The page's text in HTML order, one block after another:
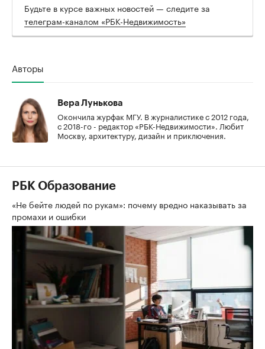
Будьте в курсе важных новостей — следите за
телеграм-каналом «РБК-Недвижимость»
Авторы
Вера Лунькова
Окончила журфак МГУ. В журналистике с 2012 года,
с 2018-го - редактор «РБК-Недвижимости». Любит
Москву, архитектуру, дизайн и приключения.
РБК Образование
«Не бейте людей по рукам»: почему вредно наказывать за
промахи и ошибки